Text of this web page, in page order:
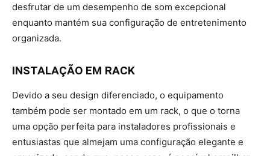
desfrutar de um desempenho de som excepcional
enquanto mantém sua configuração de entretenimento
organizada.
INSTALAÇÃO EM RACK
Devido a seu design diferenciado, o equipamento
também pode ser montado em um rack, o que o torna
uma opção perfeita para instaladores profissionais e
entusiastas que almejam uma configuração elegante e